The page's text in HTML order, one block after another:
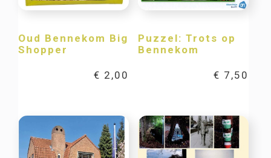
Oud Bennekom Big
Shopper
€ 2,00
Puzzel: Trots op
Bennekom
€ 7,50